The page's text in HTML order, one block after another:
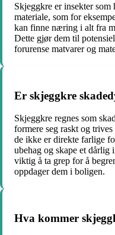
Skjeggkre er insekter
materiale, som for
kan finne næring i alt fra
Dette gjør dem til
forurense matvarer og
Er skjeggkre
Skjeggkre regnes som
formere seg raskt og
de ikke er direkte farlige
ubehag og skape et
viktig å ta grep for å
oppdager dem i boligen.
Hva kommer